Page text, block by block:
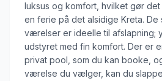
luksus og komfort, hvilket gør
en ferie på det alsidige Kreta. De
værelser er ideelle til afslapning;
udstyret med fin komfort. Der er
privat pool, som du kan booke,
værelse du vælger, kan du